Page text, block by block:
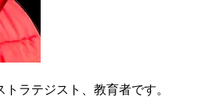
ラテジスト、教育者です。